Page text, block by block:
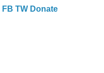
FB TW Donate